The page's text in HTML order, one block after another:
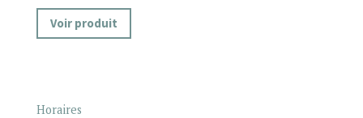
Voir produit
Horaires